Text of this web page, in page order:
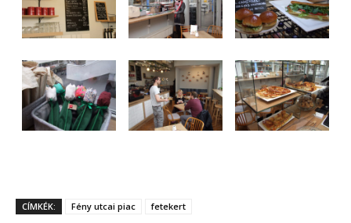
CÍMKÉK: Fény utcai piac fetekert